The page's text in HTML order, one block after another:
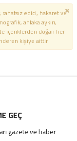
edici, hakaret ve
ahlaka aykırı,
içeriklerden doğan her
kişiye aittir.
GEÇ
gazete ve haber